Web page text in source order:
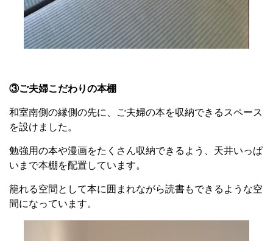
③ご夫婦こだわりの本棚
和室南側の縁側の先に、ご夫婦の本を収納できるスペース
を設けました。
勉強用の本や漫画をたくさん収納できるよう、天井いっぱ
いまで本棚を配置しています。
籠れる空間として本に囲まれながら読書もできるような空
間になっています。